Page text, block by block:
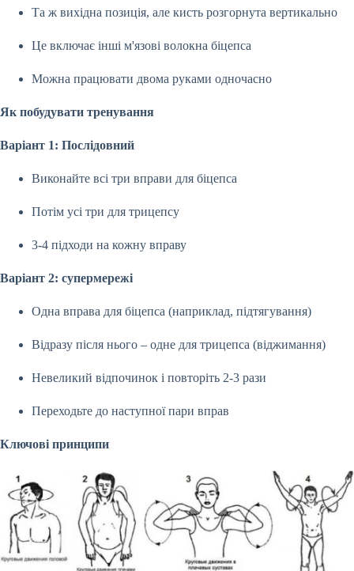
Та ж вихідна позиція, але кисть розгорнута вертикально
Це включає інші м'язові волокна біцепса
Можна працювати двома руками одночасно
Як побудувати тренування
Варіант 1: Послідовний
Виконайте всі три вправи для біцепса
Потім усі три для трицепсу
3-4 підходи на кожну вправу
Варіант 2: супермережі
Одна вправа для біцепса (наприклад, підтягування)
Відразу після нього – одне для трицепса (віджимання)
Невеликий відпочинок і повторіть 2-3 рази
Переходьте до наступної пари вправ
Ключові принципи